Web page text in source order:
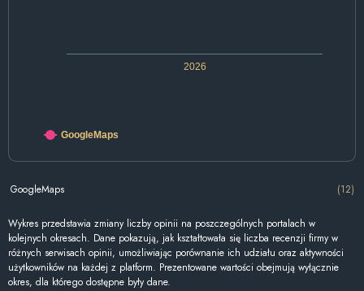
2026
GoogleMaps
GoogleMaps (12)
Wykres przedstawia zmiany liczby opinii na poszczególnych portalach w
kolejnych okresach. Dane pokazują, jak kształtowała się liczba recenzji firmy w
różnych serwisach opinii, umożliwiając porównanie ich udziału oraz aktywności
użytkowników na każdej z platform. Prezentowane wartości obejmują wyłącznie
okres, dla którego dostępne były dane.